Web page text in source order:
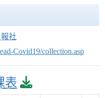
社
Covid19/collection.asp
表 download pdf